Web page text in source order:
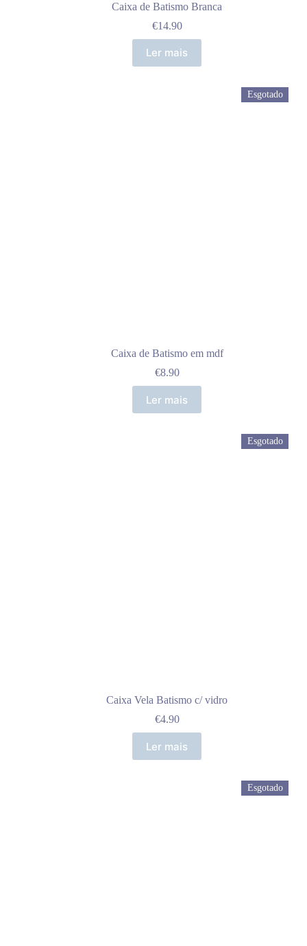
Caixa de Batismo Branca
€14.90
Ler mais
Esgotado
Caixa de Batismo em mdf
€8.90
Ler mais
Esgotado
Caixa Vela Batismo c/ vidro
€4.90
Ler mais
Esgotado